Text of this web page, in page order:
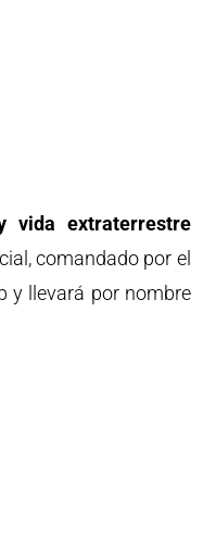
vida extraterrestre
comandado por el
y llevará por nombre